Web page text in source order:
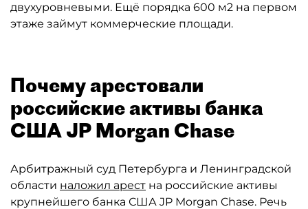
двухуровневыми. Ещё порядка 600 м2 на первом
этаже займут коммерческие площади.
Почему арестовали
российские активы банка
США JP Morgan Chase
Арбитражный суд Петербурга и Ленинградской
области наложил арест на российские активы
крупнейшего банка США JP Morgan Chase. Речь